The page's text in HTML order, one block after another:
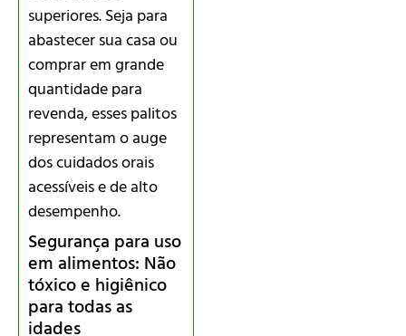
superiores. Seja para
abastecer sua casa ou
comprar em grande
quantidade para
revenda, esses palitos
representam o auge
dos cuidados orais
acessíveis e de alto
desempenho.
Segurança para uso
em alimentos: Não
tóxico e higiênico
para todas as
idades